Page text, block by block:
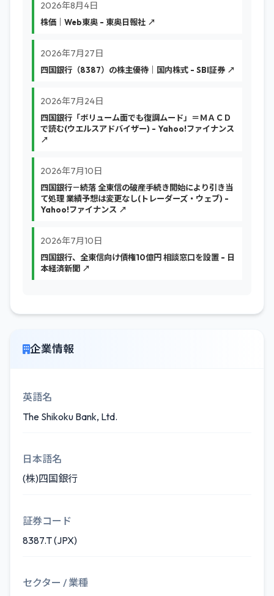
2026年8月4日
株価｜Web東奥 - 東奥日報社 ↗
2026年7月27日
四国銀行（8387）の株主優待｜国内株式 - SBI証券 ↗
2026年7月24日
四国銀行「ボリューム面でも復調ムード」＝ＭＡＣＤ
で読む(ウエルスアドバイザー) - Yahoo!ファイナンス
↗
2026年7月10日
四国銀行－続落 全東信の破産手続き開始により引き当
て処理 業績予想は変更なし(トレーダーズ・ウェブ) -
Yahoo!ファイナンス ↗
2026年7月10日
四国銀行、全東信向け債権10億円 相談窓口を設置 - 日
本経済新聞 ↗
企業情報
英語名
The Shikoku Bank, Ltd.
日本語名
(株)四国銀行
証券コード
8387.T (JPX)
セクター / 業種